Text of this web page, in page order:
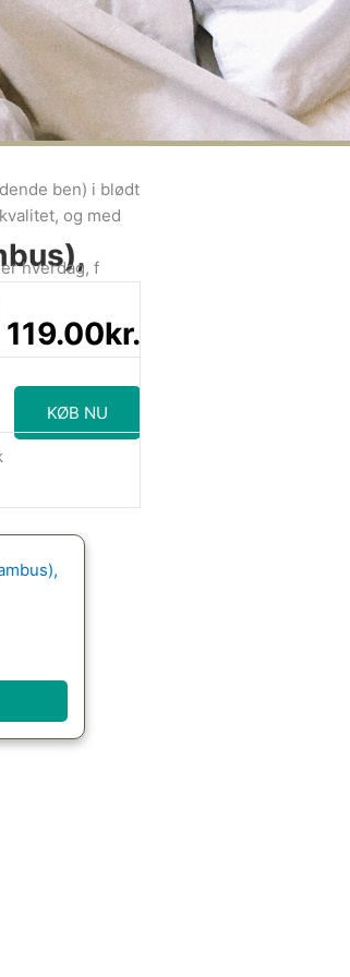
119.00kr.
KØB NU
– Størrelse
ben) i blødt
og med
hverdag, f